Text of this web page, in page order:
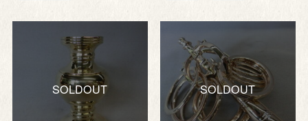
SOLDOUT SOLDOUT